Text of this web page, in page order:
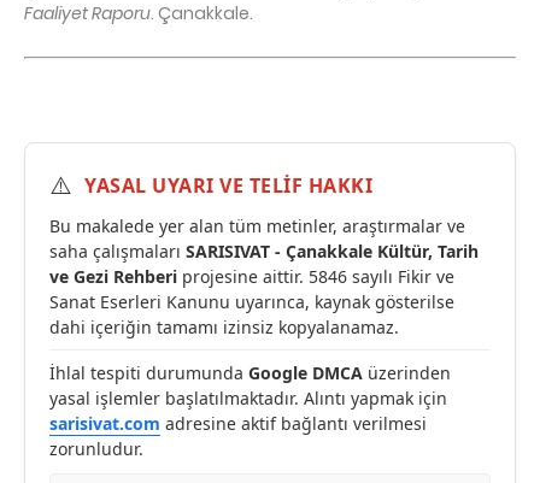
Faaliyet Raporu. Çanakkale.
⚠️ YASAL UYARI VE TELİF HAKKI
Bu makalede yer alan tüm metinler, araştırmalar ve
saha çalışmaları SARISIVAT - Çanakkale Kültür, Tarih
ve Gezi Rehberi projesine aittir. 5846 sayılı Fikir ve
Sanat Eserleri Kanunu uyarınca, kaynak gösterilse
dahi içeriğin tamamı izinsiz kopyalanamaz.
İhlal tespiti durumunda Google DMCA üzerinden
yasal işlemler başlatılmaktadır. Alıntı yapmak için
sarisivat.com adresine aktif bağlantı verilmesi
zorunludur.